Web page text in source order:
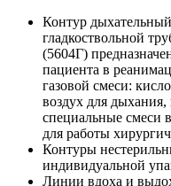
Контур
гладкоствольной
(5604Г)
пациента в
газовой смеси:
воздух для дыхания,
специальные смеси
для работы
Контуры
индивидуальной
Линии вдоха и